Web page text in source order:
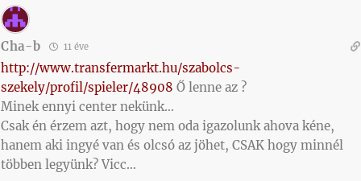
Cha-b 11 éve
http://www.transfermarkt.hu/szabolcs-
szekely/profil/spieler/48908 Ő lenne az ?
Minek ennyi center nekünk…
Csak én érzem azt, hogy nem oda igazolunk ahova kéne,
hanem aki ingyé van és olcsó az jöhet, CSAK hogy minnél
többen legyünk? Vicc…